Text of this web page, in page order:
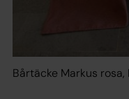
Bårtäcke Markus rosa,